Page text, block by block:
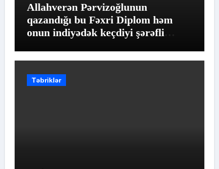
Allahverən Pərvizoğlunun
qazandığı bu Fəxri Diplom həm
onun indiyədək keçdiyi şərəfli
Təbriklər